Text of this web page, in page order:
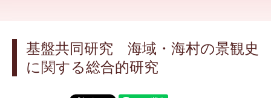
基盤共同研究 海域・海村の景観史
に関する総合的研究